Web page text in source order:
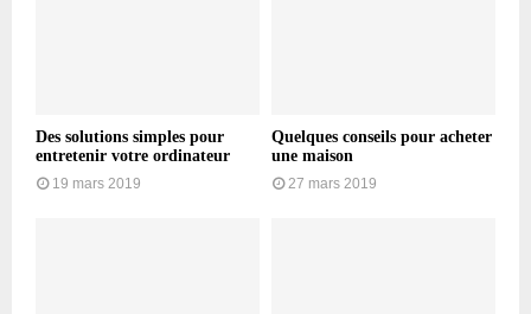
Des solutions simples pour
entretenir votre ordinateur
19 mars 2019
Quelques conseils pour acheter
une maison
27 mars 2019